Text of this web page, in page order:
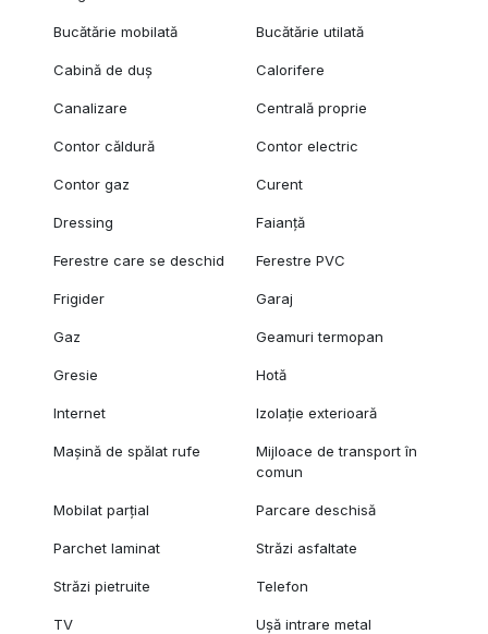
Bucătărie mobilată Bucătărie utilată
Cabină de duș Calorifere
Canalizare Centrală proprie
Contor căldură Contor electric
Contor gaz Curent
Dressing Faianță
Ferestre care se deschid Ferestre PVC
Frigider Garaj
Gaz Geamuri termopan
Gresie Hotă
Internet Izolație exterioară
Mașină de spălat rufe
Mijloace de transport în
comun
Mobilat parțial Parcare deschisă
Parchet laminat Străzi asfaltate
Străzi pietruite Telefon
TV Ușă intrare metal